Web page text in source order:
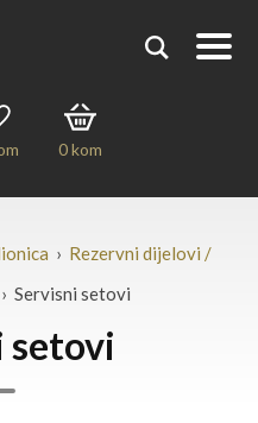
0kom
› Rezervni dijelovi /
› Servisni setovi
setovi